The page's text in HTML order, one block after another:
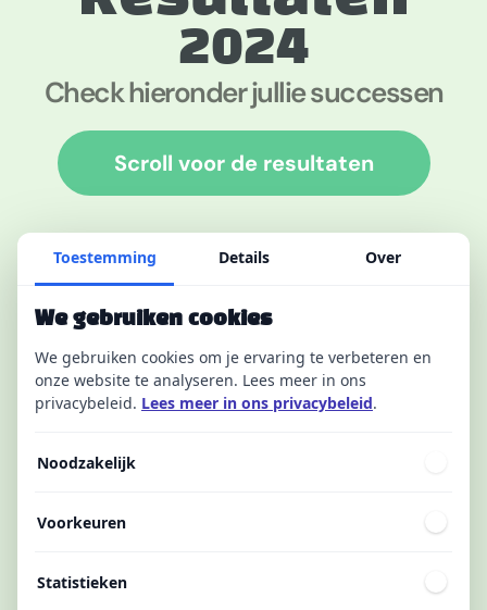
2024
Check hieronder jullie successen
Scroll voor de resultaten
Toestemming Details Over
We gebruiken cookies
We gebruiken cookies om je ervaring te verbeteren en
onze website te analyseren. Lees meer in ons
privacybeleid. Lees meer in ons privacybeleid.
Noodzakelijk
Voorkeuren
Statistieken